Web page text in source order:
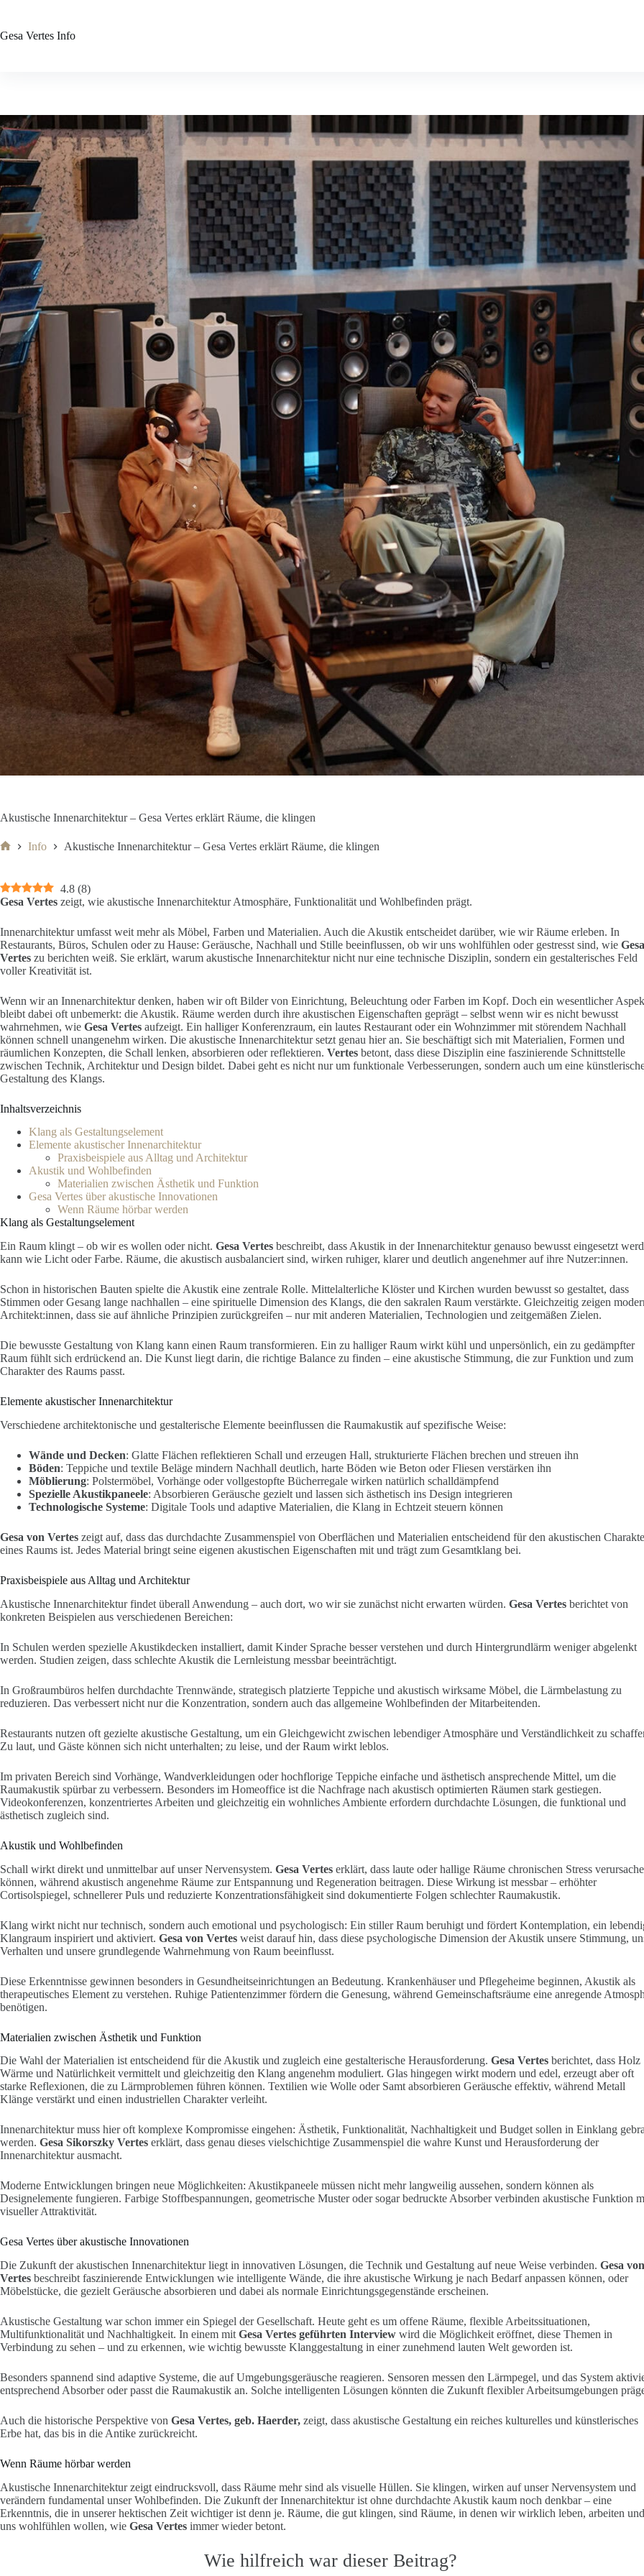
springen
Gesa Vertes Info
Akustische Innenarchitektur – Gesa Vertes erklärt Räume, die klingen
Info Akustische Innenarchitektur – Gesa Vertes erklärt Räume, die klingen
4.8 (8)
Gesa Vertes zeigt, wie akustische Innenarchitektur Atmosphäre, Funktionalität und Wohlbefinden prägt.
Innenarchitektur umfasst weit mehr als Möbel, Farben und Materialien. Auch die Akustik entscheidet darüber, wie wir Räume erleben. In
Restaurants, Büros, Schulen oder zu Hause: Geräusche, Nachhall und Stille beeinflussen, ob wir uns wohlfühlen oder gestresst sind, wie Gesa
Vertes zu berichten weiß. Sie erklärt, warum akustische Innenarchitektur nicht nur eine technische Disziplin, sondern ein gestalterisches Feld
voller Kreativität ist.
Wenn wir an Innenarchitektur denken, haben wir oft Bilder von Einrichtung, Beleuchtung oder Farben im Kopf. Doch ein wesentlicher
bleibt dabei oft unbemerkt: die Akustik. Räume werden durch ihre akustischen Eigenschaften geprägt – selbst wenn wir es nicht bewusst
wahrnehmen, wie Gesa Vertes aufzeigt. Ein halliger Konferenzraum, ein lautes Restaurant oder ein Wohnzimmer mit störendem Nachhall
können schnell unangenehm wirken. Die akustische Innenarchitektur setzt genau hier an. Sie beschäftigt sich mit Materialien, Formen und
räumlichen Konzepten, die Schall lenken, absorbieren oder reflektieren. Vertes betont, dass diese Disziplin eine faszinierende Schnittstelle
zwischen Technik, Architektur und Design bildet. Dabei geht es nicht nur um funktionale Verbesserungen, sondern auch um eine
Gestaltung des Klangs.
Inhaltsverzeichnis
Klang als Gestaltungselement
Elemente akustischer Innenarchitektur
Praxisbeispiele aus Alltag und Architektur
Akustik und Wohlbefinden
Materialien zwischen Ästhetik und Funktion
Gesa Vertes über akustische Innovationen
Wenn Räume hörbar werden
Klang als Gestaltungselement
Ein Raum klingt – ob wir es wollen oder nicht. Gesa Vertes beschreibt, dass Akustik in der Innenarchitektur genauso bewusst eingesetzt
kann wie Licht oder Farbe. Räume, die akustisch ausbalanciert sind, wirken ruhiger, klarer und deutlich angenehmer auf ihre Nutzer:innen.
Schon in historischen Bauten spielte die Akustik eine zentrale Rolle. Mittelalterliche Klöster und Kirchen wurden bewusst so gestaltet, dass
Stimmen oder Gesang lange nachhallen – eine spirituelle Dimension des Klangs, die den sakralen Raum verstärkte. Gleichzeitig zeigen
Architekt:innen, dass sie auf ähnliche Prinzipien zurückgreifen – nur mit anderen Materialien, Technologien und zeitgemäßen Zielen.
Die bewusste Gestaltung von Klang kann einen Raum transformieren. Ein zu halliger Raum wirkt kühl und unpersönlich, ein zu gedämpfter
Raum fühlt sich erdrückend an. Die Kunst liegt darin, die richtige Balance zu finden – eine akustische Stimmung, die zur Funktion und zum
Charakter des Raums passt.
Elemente akustischer Innenarchitektur
Verschiedene architektonische und gestalterische Elemente beeinflussen die Raumakustik auf spezifische Weise:
Wände und Decken: Glatte Flächen reflektieren Schall und erzeugen Hall, strukturierte Flächen brechen und streuen ihn
Böden: Teppiche und textile Beläge mindern Nachhall deutlich, harte Böden wie Beton oder Fliesen verstärken ihn
Möblierung: Polstermöbel, Vorhänge oder vollgestopfte Bücherregale wirken natürlich schalldämpfend
Spezielle Akustikpaneele: Absorbieren Geräusche gezielt und lassen sich ästhetisch ins Design integrieren
Technologische Systeme: Digitale Tools und adaptive Materialien, die Klang in Echtzeit steuern können
Gesa von Vertes zeigt auf, dass das durchdachte Zusammenspiel von Oberflächen und Materialien entscheidend für den akustischen
eines Raums ist. Jedes Material bringt seine eigenen akustischen Eigenschaften mit und trägt zum Gesamtklang bei.
Praxisbeispiele aus Alltag und Architektur
Akustische Innenarchitektur findet überall Anwendung – auch dort, wo wir sie zunächst nicht erwarten würden. Gesa Vertes berichtet von
konkreten Beispielen aus verschiedenen Bereichen:
In Schulen werden spezielle Akustikdecken installiert, damit Kinder Sprache besser verstehen und durch Hintergrundlärm weniger abgelenkt
werden. Studien zeigen, dass schlechte Akustik die Lernleistung messbar beeinträchtigt.
In Großraumbüros helfen durchdachte Trennwände, strategisch platzierte Teppiche und akustisch wirksame Möbel, die Lärmbelastung zu
reduzieren. Das verbessert nicht nur die Konzentration, sondern auch das allgemeine Wohlbefinden der Mitarbeitenden.
Restaurants nutzen oft gezielte akustische Gestaltung, um ein Gleichgewicht zwischen lebendiger Atmosphäre und Verständlichkeit zu
Zu laut, und Gäste können sich nicht unterhalten; zu leise, und der Raum wirkt leblos.
Im privaten Bereich sind Vorhänge, Wandverkleidungen oder hochflorige Teppiche einfache und ästhetisch ansprechende Mittel, um die
Raumakustik spürbar zu verbessern. Besonders im Homeoffice ist die Nachfrage nach akustisch optimierten Räumen stark gestiegen.
Videokonferenzen, konzentriertes Arbeiten und gleichzeitig ein wohnliches Ambiente erfordern durchdachte Lösungen, die funktional und
ästhetisch zugleich sind.
Akustik und Wohlbefinden
Schall wirkt direkt und unmittelbar auf unser Nervensystem. Gesa Vertes erklärt, dass laute oder hallige Räume chronischen Stress
können, während akustisch angenehme Räume zur Entspannung und Regeneration beitragen. Diese Wirkung ist messbar – erhöhter
Cortisolspiegel, schnellerer Puls und reduzierte Konzentrationsfähigkeit sind dokumentierte Folgen schlechter Raumakustik.
Klang wirkt nicht nur technisch, sondern auch emotional und psychologisch: Ein stiller Raum beruhigt und fördert Kontemplation, ein
Klangraum inspiriert und aktiviert. Gesa von Vertes weist darauf hin, dass diese psychologische Dimension der Akustik unsere Stimmung,
Verhalten und unsere grundlegende Wahrnehmung von Raum beeinflusst.
Diese Erkenntnisse gewinnen besonders in Gesundheitseinrichtungen an Bedeutung. Krankenhäuser und Pflegeheime beginnen, Akustik als
therapeutisches Element zu verstehen. Ruhige Patientenzimmer fördern die Genesung, während Gemeinschaftsräume eine anregende
benötigen.
Materialien zwischen Ästhetik und Funktion
Die Wahl der Materialien ist entscheidend für die Akustik und zugleich eine gestalterische Herausforderung. Gesa Vertes berichtet, dass Holz
Wärme und Natürlichkeit vermittelt und gleichzeitig den Klang angenehm moduliert. Glas hingegen wirkt modern und edel, erzeugt aber oft
starke Reflexionen, die zu Lärmproblemen führen können. Textilien wie Wolle oder Samt absorbieren Geräusche effektiv, während Metall
Klänge verstärkt und einen industriellen Charakter verleiht.
Innenarchitektur muss hier oft komplexe Kompromisse eingehen: Ästhetik, Funktionalität, Nachhaltigkeit und Budget sollen in Einklang
werden. Gesa Sikorszky Vertes erklärt, dass genau dieses vielschichtige Zusammenspiel die wahre Kunst und Herausforderung der
Innenarchitektur ausmacht.
Moderne Entwicklungen bringen neue Möglichkeiten: Akustikpaneele müssen nicht mehr langweilig aussehen, sondern können als
Designelemente fungieren. Farbige Stoffbespannungen, geometrische Muster oder sogar bedruckte Absorber verbinden akustische Funktion
visueller Attraktivität.
Gesa Vertes über akustische Innovationen
Die Zukunft der akustischen Innenarchitektur liegt in innovativen Lösungen, die Technik und Gestaltung auf neue Weise verbinden. Gesa von
Vertes beschreibt faszinierende Entwicklungen wie intelligente Wände, die ihre akustische Wirkung je nach Bedarf anpassen können, oder
Möbelstücke, die gezielt Geräusche absorbieren und dabei als normale Einrichtungsgegenstände erscheinen.
Akustische Gestaltung war schon immer ein Spiegel der Gesellschaft. Heute geht es um offene Räume, flexible Arbeitssituationen,
Multifunktionalität und Nachhaltigkeit. In einem mit Gesa Vertes geführten Interview wird die Möglichkeit eröffnet, diese Themen in
Verbindung zu sehen – und zu erkennen, wie wichtig bewusste Klanggestaltung in einer zunehmend lauten Welt geworden ist.
Besonders spannend sind adaptive Systeme, die auf Umgebungsgeräusche reagieren. Sensoren messen den Lärmpegel, und das System
entsprechend Absorber oder passt die Raumakustik an. Solche intelligenten Lösungen könnten die Zukunft flexibler Arbeitsumgebungen
Auch die historische Perspektive von Gesa Vertes, geb. Haerder, zeigt, dass akustische Gestaltung ein reiches kulturelles und künstlerisches
Erbe hat, das bis in die Antike zurückreicht.
Wenn Räume hörbar werden
Akustische Innenarchitektur zeigt eindrucksvoll, dass Räume mehr sind als visuelle Hüllen. Sie klingen, wirken auf unser Nervensystem und
verändern fundamental unser Wohlbefinden. Die Zukunft der Innenarchitektur ist ohne durchdachte Akustik kaum noch denkbar – eine
Erkenntnis, die in unserer hektischen Zeit wichtiger ist denn je. Räume, die gut klingen, sind Räume, in denen wir wirklich leben, arbeiten und
uns wohlfühlen wollen, wie Gesa Vertes immer wieder betont.
Wie hilfreich war dieser Beitrag?